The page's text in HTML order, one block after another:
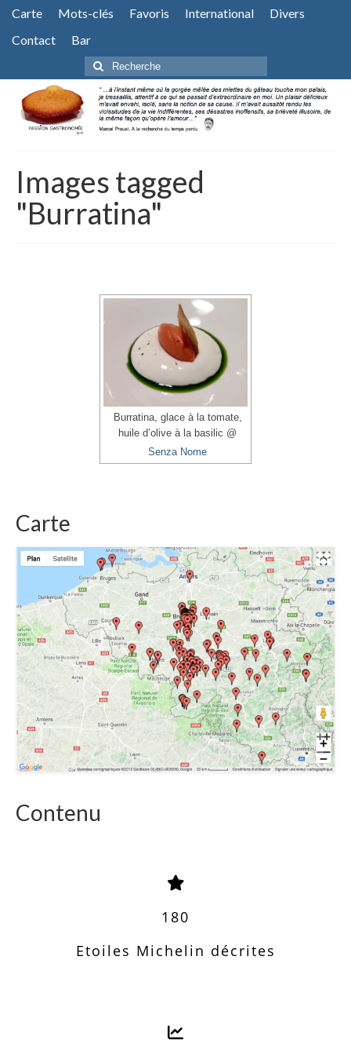
Carte Mots-clés Favoris International
Divers
Contact
Bar
Rechercher
:
Images tagged
"Burratina"
Burratina, glace à la tomate,
huile d’olive à la basilic @
Senza Nome
Carte
Contenu
180
Etoiles Michelin décrites